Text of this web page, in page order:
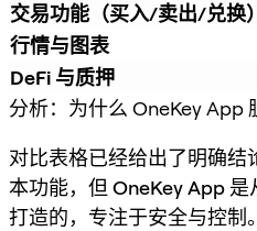
交易功能（买入/卖出/兑换）
行情与图表
DeFi 与质押
分析：为什么 OneKey App
对比表格已经给出了明确
本功能，但 OneKey App 是
打造的，专注于安全与控制。